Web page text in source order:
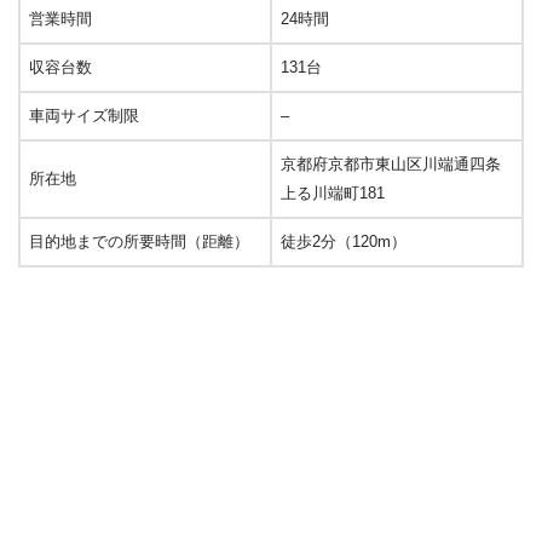
営業時間 24時間
収容台数 131台
車両サイズ制限 –
所在地
京都府京都市東山区川端通四条
上る川端町181
目的地までの所要時間（距離） 徒歩2分（120m）